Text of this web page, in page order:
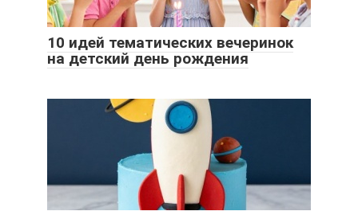
10 идей тематических вечеринок
на детский день рождения